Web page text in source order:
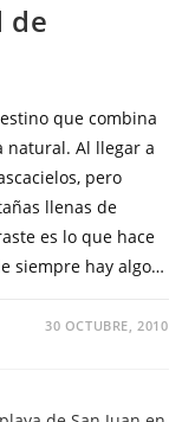
de
que combina
natural. Al llegar a
pero
llenas de
es lo que hace
siempre hay algo…
30 OCTUBRE, 2010